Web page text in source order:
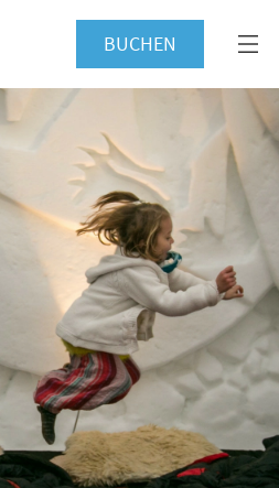
BUCHEN